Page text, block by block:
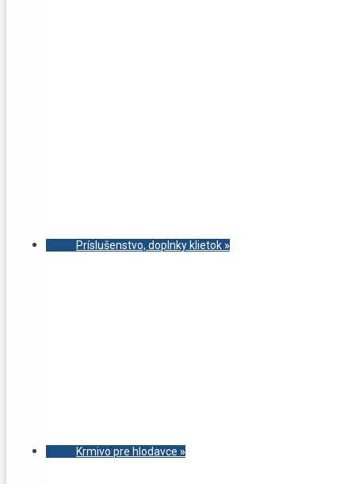
Príslušenstvo, doplnky klietok»
Krmivo pre hlodavce »